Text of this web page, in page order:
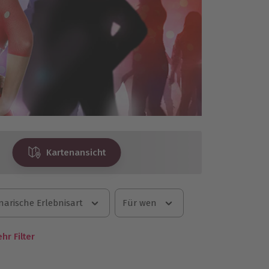
Kartenansicht
Erlebnisart Für wen
Filter